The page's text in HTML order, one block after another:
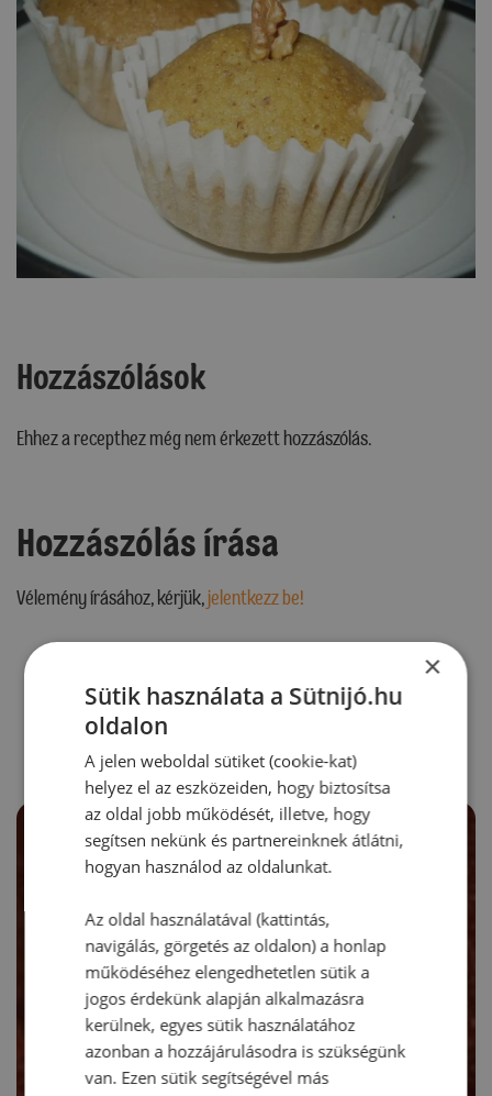
Hozzászólások
Ehhez a recepthez még nem érkezett hozzászólás.
Hozzászólás írása
Vélemény írásához, kérjük,jelentkezz be!
RECEPTAJÁNLÓ
×
Sütik használata a Sütnijó.hu
oldalon
A jelen weboldal sütiket (cookie-kat)
helyez el az eszközeiden, hogy biztosítsa
az oldal jobb működését, illetve, hogy
segítsen nekünk és partnereinknek átlátni,
hogyan használod az oldalunkat.
Az oldal használatával (kattintás,
navigálás, görgetés az oldalon) a honlap
működéséhez elengedhetetlen sütik a
jogos érdekünk alapján alkalmazásra
kerülnek, egyes sütik használatához
azonban a hozzájárulásodra is szükségünk
van. Ezen sütik segítségével más